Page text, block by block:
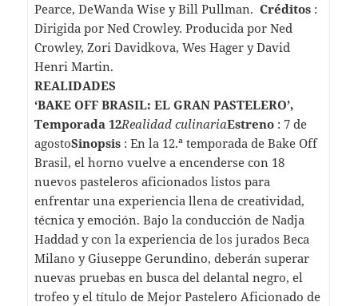
Pearce, DeWanda Wise y Bill Pullman. Créditos:
Dirigida por Ned Crowley. Producida por Ned
Crowley, Zori Davidkova, Wes Hager y David
Henri Martin.
REALIDADES
‘BAKE OFF BRASIL: EL GRAN PASTELERO’,
Temporada 12Realidad culinariaEstreno: 7 de
agostoSinopsis: En la 12.ª temporada de Bake Off
Brasil, el horno vuelve a encenderse con 18
nuevos pasteleros aficionados listos para
enfrentar una experiencia llena de creatividad,
técnica y emoción. Bajo la conducción de Nadja
Haddad y con la experiencia de los jurados Beca
Milano y Giuseppe Gerundino, deberán superar
nuevas pruebas en busca del delantal negro, el
trofeo y el título de Mejor Pastelero Aficionado de